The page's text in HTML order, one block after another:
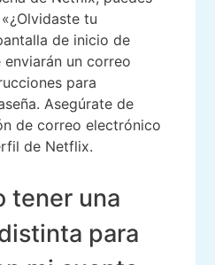
tu
de inicio de
un correo
para
Asegúrate de
de correo electrónico
de Netflix.
tener una
para